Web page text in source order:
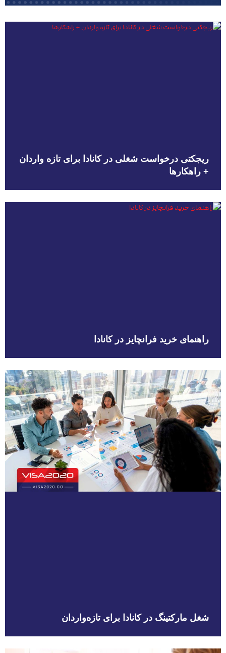
ریجکتی درخواست شغلی در کانادا برای تازه واردان
+ راهکارها
راهنمای خرید فرانچایز در کانادا
شغل مارکتینگ در کانادا برای تازه‌واردان